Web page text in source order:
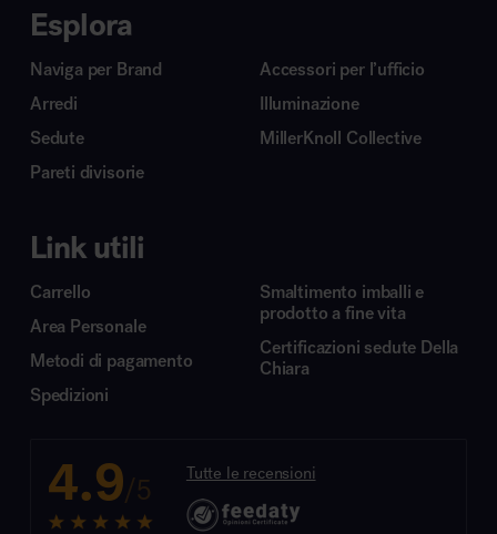
Esplora
Naviga per Brand
Arredi
Sedute
Pareti divisorie
Accessori per l’ufficio
Illuminazione
MillerKnoll Collective
Link utili
Carrello
Area Personale
Metodi di pagamento
Spedizioni
Smaltimento imballi e
prodotto a fine vita
Certificazioni sedute Della
Chiara
4.9/5 Tutte le recensioni